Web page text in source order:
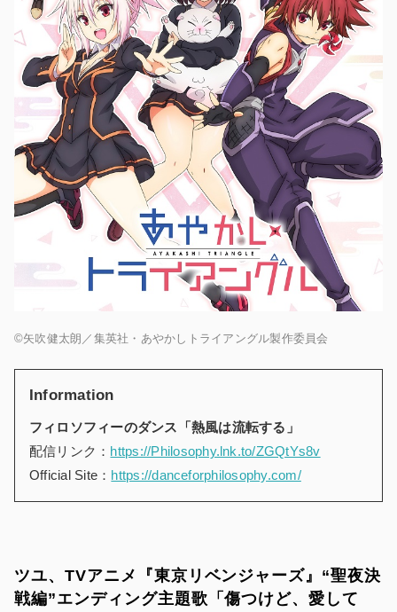
©矢吹健太朗／集英社・あやかしトライアングル製作委員会
Information
フィロソフィーのダンス「熱風は流転する」
配信リンク： https://Philosophy.lnk.to/ZGQtYs8v
Official Site： https://danceforphilosophy.com/
ツユ、TVアニメ『東京リベンジャーズ』“聖夜決
戦編”エンディング主題歌「傷つけど、愛して